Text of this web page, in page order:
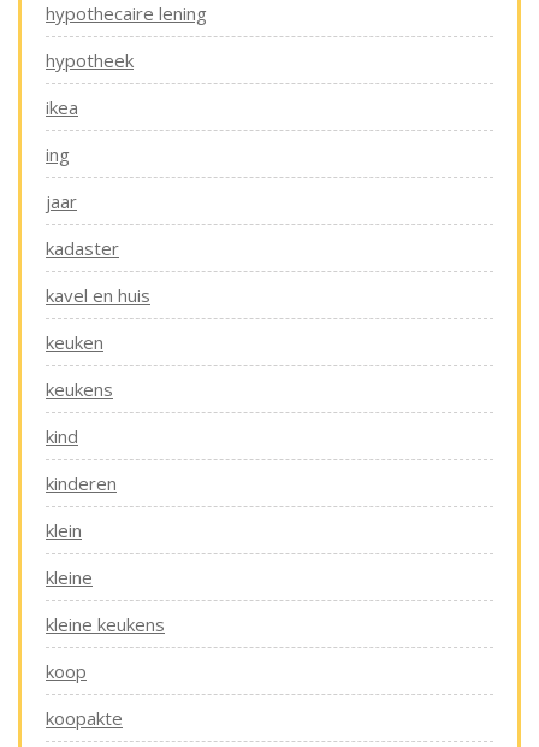
hypothecaire lening
hypotheek
ikea
ing
jaar
kadaster
kavel en huis
keuken
keukens
kind
kinderen
klein
kleine
kleine keukens
koop
koopakte